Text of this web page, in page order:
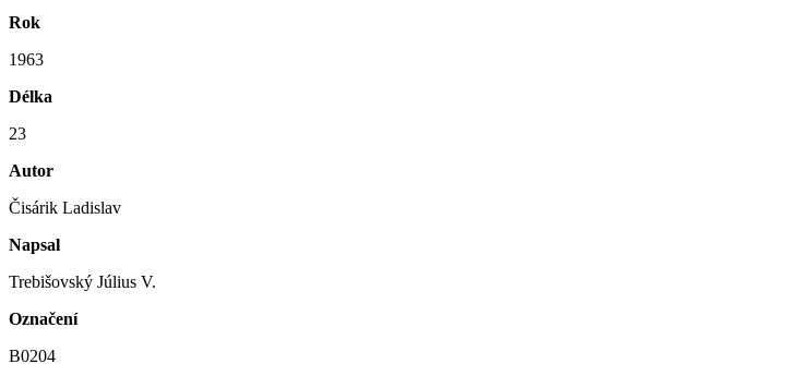
Rok
1963
Délka
23
Autor
Čisárik Ladislav
Napsal
Trebišovský Július V.
Označení
B0204